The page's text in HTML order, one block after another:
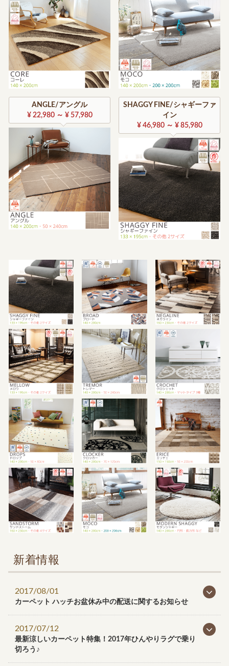
ANGLE/アングル
¥ 22,980 ～ ¥ 57,980
SHAGGY FINE/シャギーファ
イン
¥ 46,980 ～ ¥ 85,980
新着情報
2017/08/01
カーペット ハッチお盆休み中の配送に関するお知らせ
2017/07/12
最新涼しいカーペット特集！2017年ひんやりラグで乗り
切ろう♪